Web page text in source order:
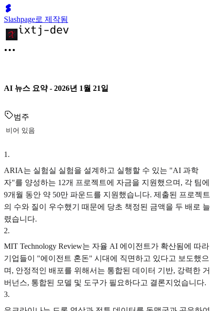
Slashpage로 제작됨
AI 뉴스 요약 - 2026년 1월 21일
범주
비어 있음
1 .
ARIA는 실험실 실험을 설계하고 실행할 수 있는 "AI 과학
자"를 양성하는 12개 프로젝트에 자금을 지원했으며, 각 팀에
9개월 동안 약 50만 파운드를 지원했습니다. 제출된 프로젝트
의 수와 질이 우수했기 때문에 당초 책정된 금액을 두 배로 늘
렸습니다.
2.
MIT Technology Review는 자율 AI 에이전트가 확산됨에 따라
기업들이 "에이전트 혼돈" 시대에 직면하고 있다고 보도했으
며, 안정적인 배포를 위해서는 통합된 데이터 기반, 강력한 거
버넌스, 통합된 모델 및 도구가 필요하다고 결론지었습니다.
3.